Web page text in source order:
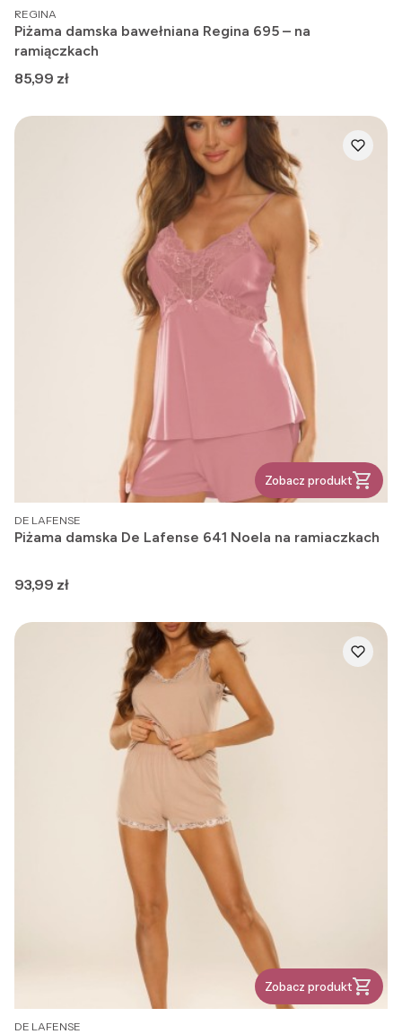
PRODUCENT
REGINA
Piżama damska bawełniana Regina 695 – na
ramiączkach
Cena
85,99 zł
Zobacz produkt
PRODUCENT
DE LAFENSE
Piżama damska De Lafense 641 Noela na ramiaczkach
Cena
93,99 zł
Zobacz produkt
PRODUCENT
DE LAFENSE